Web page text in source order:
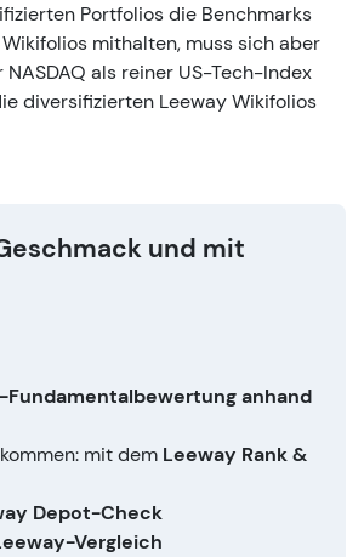
Portfolios die Benchmarks
mithalten, muss sich aber
als reiner US-Tech-Index
diversifizierten Leeway Wikifolios
und mit
Fundamentalbewertung anhand
mit dem Leeway Rank &
Depot-Check
Vergleich